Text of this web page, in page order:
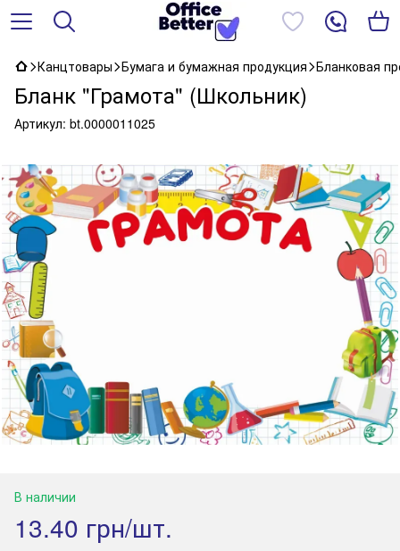
Канцтовары Бумага и бумажная продукция Бланковая
Бланк "Грамота" (Школьник)
Артикул: bt.0000011025
В наличии
13.40 грн/шт.